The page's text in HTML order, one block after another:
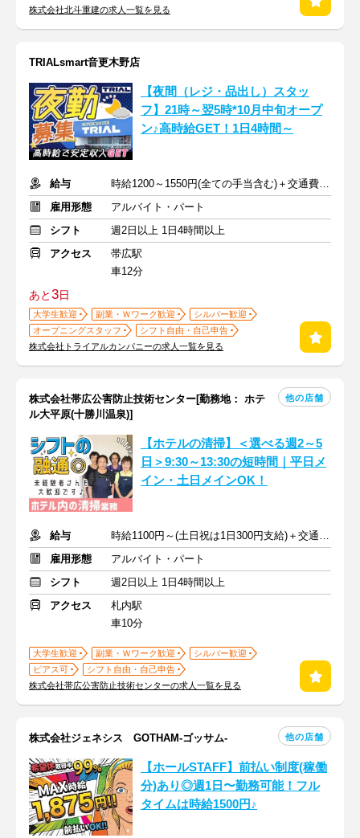
株式会社北斗重建の求人一覧を見る
TRIALsmart音更木野店
【夜間（レジ・品出し）スタッ
フ】21時～翌5時*10月中旬オープ
ン♪高時給GET！1日4時間～
給与
時給1200～1550円(全ての手当含む)＋交通費(月3万円まで)
雇用形態
アルバイト・パート
シフト
週2日以上 1日4時間以上
アクセス
帯広駅
車12分
あと3日
大学生歓迎 副業・Ｗワーク歓迎
シルバー歓迎
オープニングスタッフ
シフト自由・自己申告
株式会社トライアルカンパニーの求人一覧を見る
株式会社帯広公害防止技術センター[勤務地： ホテ
ル大平原(十勝川温泉)]
他の店舗
【ホテルの清掃】＜選べる週2～5
日＞9:30～13:30の短時間｜平日メ
イン・土日メインOK！
給与
時給1100円～(土日祝は1日300円支給)＋交通費規定支給
雇用形態
アルバイト・パート
シフト
週2日以上 1日4時間以上
アクセス
札内駅
車10分
大学生歓迎 副業・Ｗワーク歓迎
シルバー歓迎
ピアス可
シフト自由・自己申告
株式会社帯広公害防止技術センターの求人一覧を見る
株式会社ジェネシス GOTHAM-ゴッサム- 他の店舗
【ホールSTAFF】前払い制度(稼働
分)あり◎週1日〜勤務可能！フル
タイムは時給1500円♪